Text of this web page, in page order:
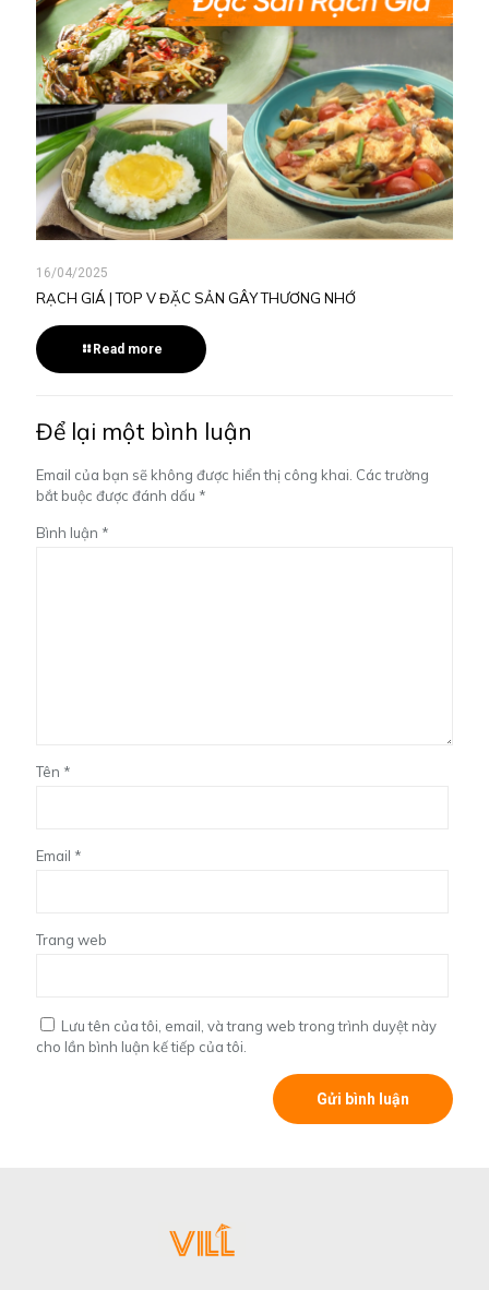
16/04/2025
RẠCH GIÁ | TOP V ĐẶC SẢN GÂY THƯƠNG NHỚ
Read more
Để lại một bình luận
Email của bạn sẽ không được hiển thị công khai. Các trường
bắt buộc được đánh dấu *
Bình luận *
Tên *
Email *
Trang web
Lưu tên của tôi, email, và trang web trong trình duyệt này
cho lần bình luận kế tiếp của tôi.